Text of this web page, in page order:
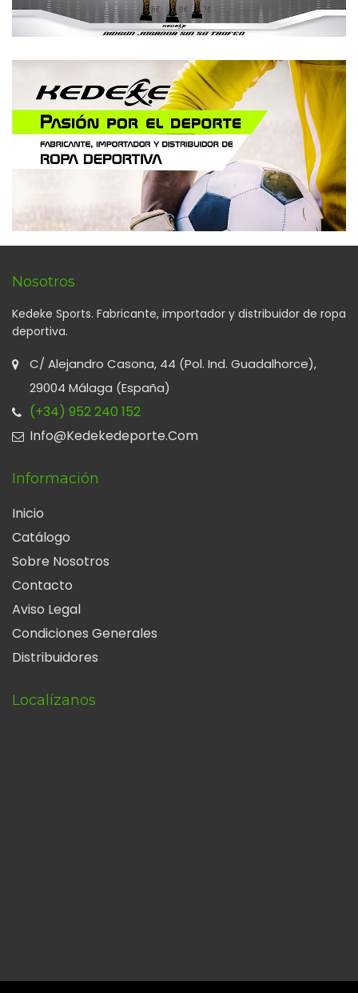
Nosotros
Kedeke Sports. Fabricante, importador y distribuidor de ropa
deportiva.
C/ Alejandro Casona, 44 (Pol. Ind. Guadalhorce),
29004 Málaga (España)
(+34) 952 240 152
Info@kedekedeporte.com
Información
Inicio
Catálogo
Sobre Nosotros
Contacto
Aviso Legal
Condiciones Generales
Distribuidores
Localízanos